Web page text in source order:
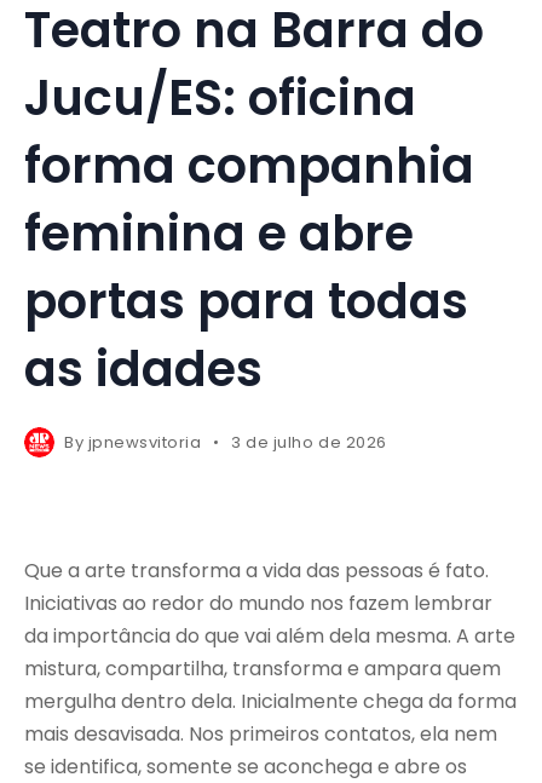
Teatro na Barra do
Jucu/ES: oficina
forma companhia
feminina e abre
portas para todas
as idades
By jpnewsvitoria 3 de julho de 2026
Que a arte transforma a vida das pessoas é fato.
Iniciativas ao redor do mundo nos fazem lembrar
da importância do que vai além dela mesma. A arte
mistura, compartilha, transforma e ampara quem
mergulha dentro dela. Inicialmente chega da forma
mais desavisada. Nos primeiros contatos, ela nem
se identifica, somente se aconchega e abre os